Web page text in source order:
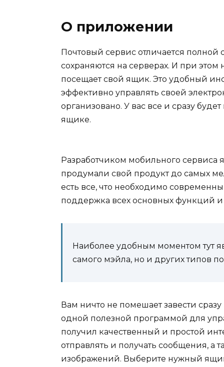
О приложении
Почтовый сервис отличается полной
сохраняются на серверах. И при этом
посещает свой ящик. Это удобный
эффективно управлять своей
организовано. У вас все и сразу
ящике.
Разработчиком мобильного сервиса
продумали свой продукт до самых
есть все, что необходимо
поддержка всех основных функций и
Наиболее удобным моментом тут
самого мэйла, но и других типов
Вам ничто не помешает завести
одной полезной программой для
получил качественный и простой
отправлять и получать сообщения, а
изображений. Выберите нужный